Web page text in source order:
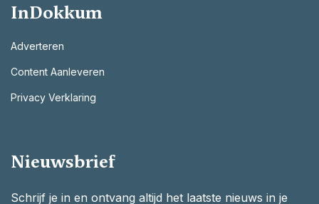
InDokkum
Adverteren
Content Aanleveren
Privacy Verklaring
Nieuwsbrief
Schrijf je in en ontvang altijd het laatste nieuws in je